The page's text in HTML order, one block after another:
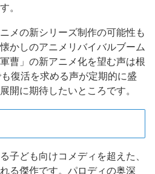
。
メの新シリーズ制作の可能性も
かしのアニメリバイバルブーム
曹」の新アニメ化を望む声は根
復活を求める声が定期的に盛
開に期待したいところです。
子ども向けコメディを超えた、
る傑作です。パロディの奥深